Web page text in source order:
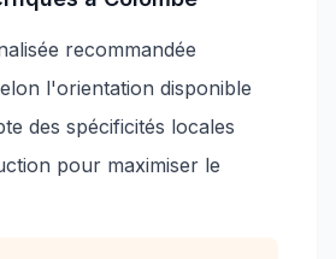
recommandée
l'orientation disponible
des spécificités locales
pour maximiser le